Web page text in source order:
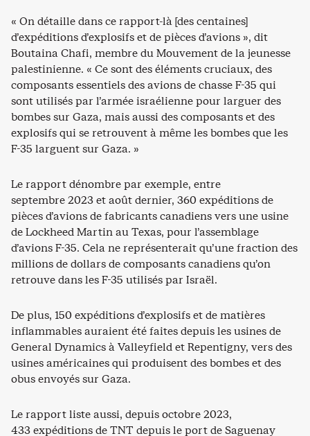
« On détaille dans ce rapport-là [des centaines]
d’expéditions d’explosifs et de pièces d’avions », dit
Boutaina Chafi, membre du Mouvement de la jeunesse
palestinienne. « Ce sont des éléments cruciaux, des
composants essentiels des avions de chasse F-35 qui
sont utilisés par l’armée israélienne pour larguer des
bombes sur Gaza, mais aussi des composants et des
explosifs qui se retrouvent à même les bombes que les
F-35 larguent sur Gaza. »
Le rapport dénombre par exemple, entre
septembre 2023 et août dernier, 360 expéditions de
pièces d’avions de fabricants canadiens vers une usine
de Lockheed Martin au Texas, pour l’assemblage
d’avions F-35. Cela ne représenterait qu’une fraction des
millions de dollars de composants canadiens qu’on
retrouve dans les F-35 utilisés par Israël.
De plus, 150 expéditions d’explosifs et de matières
inflammables auraient été faites depuis les usines de
General Dynamics à Valleyfield et Repentigny, vers des
usines américaines qui produisent des bombes et des
obus envoyés sur Gaza.
Le rapport liste aussi, depuis octobre 2023,
433 expéditions de TNT depuis le port de Saguenay